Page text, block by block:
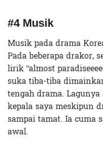
#4 Musik
Musik pada drama
Pada beberapa drakor,
lirik “almost
suka tiba-tiba
tengah drama.
kepala saya meskipun
sampai tamat. Ia cuma
awal.